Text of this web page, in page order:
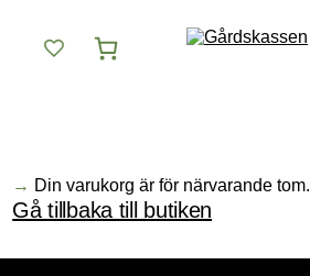
content
Din varukorg är för närvarande tom.
Gå tillbaka till butiken